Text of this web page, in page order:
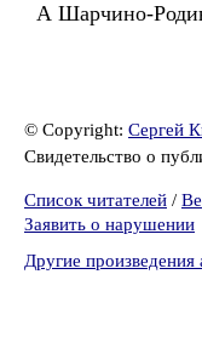
А Шарчино-
© Copyright: Сергей
Свидетельство о
Список читателей /
Заявить о нарушении
Другие произведения